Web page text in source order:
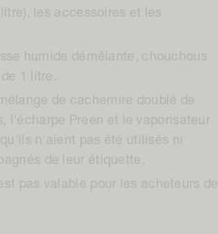
les accessoires et les
humide démêlante, chouchous
1 litre.
de cachemire doublé de
l'écharpe Preen et le vaporisateur
n'aient pas été utilisés ni
de leur étiquette.
pas valable pour les acheteurs de